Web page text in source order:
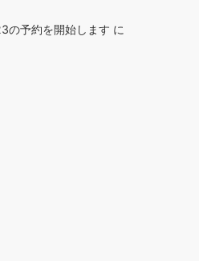
の予約を開始します に